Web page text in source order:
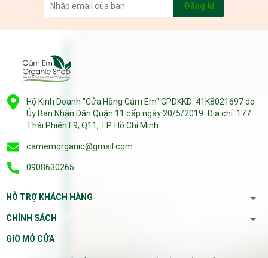
Đăng kí
Hộ Kinh Doanh "Cửa Hàng Cám Em" GPDKKD: 41K8021697 do
Ủy Ban Nhân Dân Quận 11 cấp ngày 20/5/2019. Địa chỉ: 177
Thái Phiên F9, Q11, TP. Hồ Chí Minh
camemorganic@gmail.com
0908630265
HỖ TRỢ KHÁCH HÀNG
CHÍNH SÁCH
GIỜ MỞ CỬA